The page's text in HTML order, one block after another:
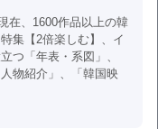
在、1600作品以上の韓
集【2倍楽しむ】、イ
つ「年表・系図」、
物紹介」、「韓国映